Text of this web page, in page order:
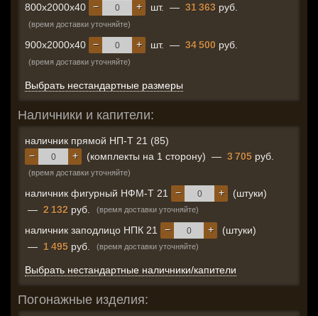
800x2000x40 +
− шт. — 31 363 руб.
(время доставки уточняйте)
900x2000x40 +
− шт. — 34 500 руб.
(время доставки уточняйте)
Выбрать нестандартные размеры
Наличники и капители:
наличник прямой НП-Т 21 (85)
+
− (комплекты на 1 сторону) — 3 705 руб.
(время доставки уточняйте)
наличник фигурный НФМ-Т 21 +
−
(штуки)
— 2 132 руб. (время доставки уточняйте)
наличник заподлицо НПК 21 +
−
(штуки)
— 1 495 руб. (время доставки уточняйте)
Выбрать нестандартные наличники/капители
Погонажные изделия: